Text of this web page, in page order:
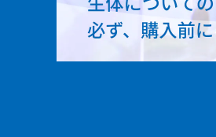
トゥジェルシー